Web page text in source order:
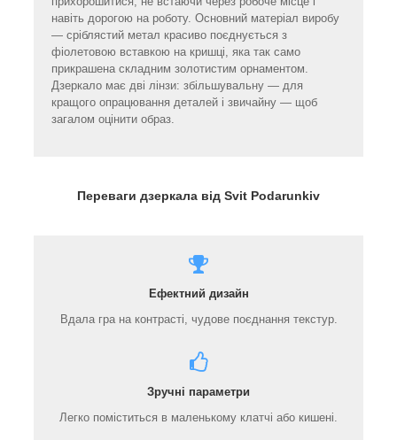
навіть дорогою на роботу. Основний матеріал виробу
— сріблястий метал красиво поєднується з
фіолетовою вставкою на кришці, яка так само
прикрашена складним золотистим орнаментом.
Дзеркало має дві лінзи: збільшувальну — для
кращого опрацювання деталей і звичайну — щоб
загалом оцінити образ.
Переваги дзеркала від Svit Podarunkiv
Ефектний дизайн
Вдала гра на контрасті, чудове поєднання текстур.
Зручні параметри
Легко поміститься в маленькому клатчі або кишені.